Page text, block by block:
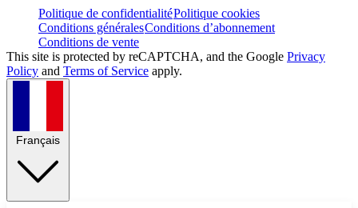
Politique de confidentialitéPolitique cookies
Conditions généralesConditions d’abonnement
Conditions de vente
This site is protected by reCAPTCHA, and the Google Privacy
Policy and Terms of Service apply.
Français